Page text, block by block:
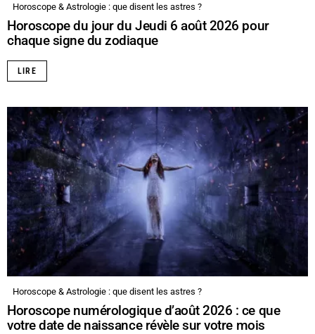
Horoscope & Astrologie : que disent les astres ?
Horoscope du jour du Jeudi 6 août 2026 pour
chaque signe du zodiaque
LIRE
Horoscope & Astrologie : que disent les astres ?
Horoscope numérologique d’août 2026 : ce que
votre date de naissance révèle sur votre mois